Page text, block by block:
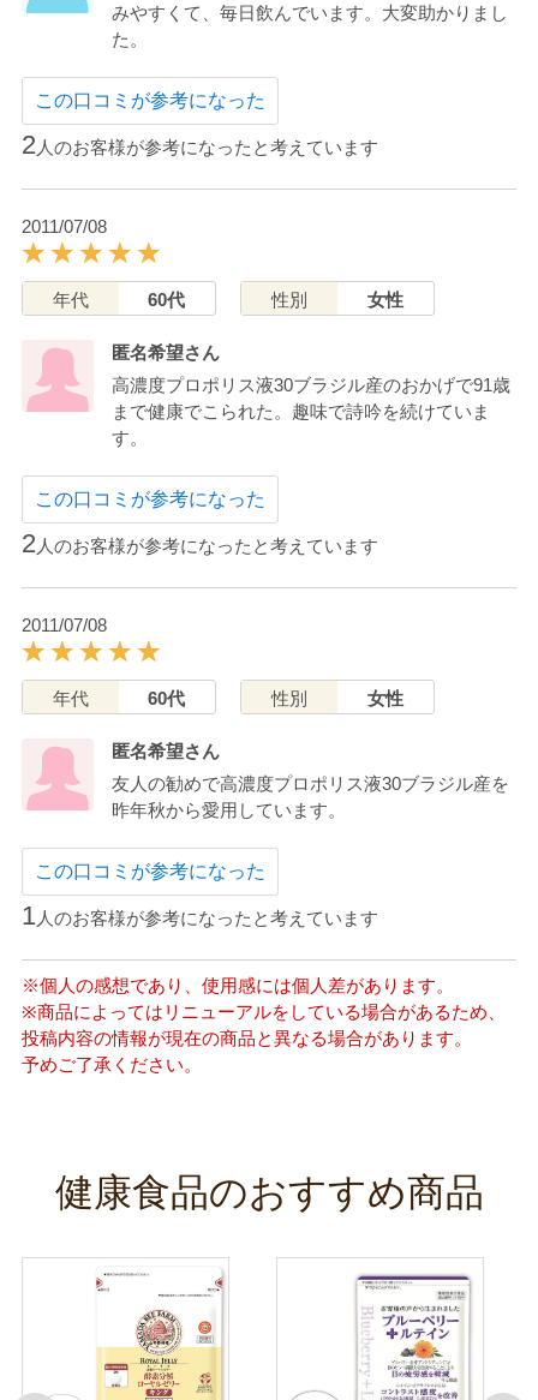
みやすくて、毎日飲んでいます。大変助かりまし
た。
この口コミが参考になった
2人のお客様が参考になったと考えています
2011/07/08
年代 60代 性別 女性
匿名希望さん
高濃度プロポリス液30ブラジル産のおかげで91歳
まで健康でこられた。趣味で詩吟を続けていま
す。
この口コミが参考になった
2 人のお客様が参考になったと考えています
2011/07/08
年代 60代 性別 女性
匿名希望さん
友人の勧めで高濃度プロポリス液30ブラジル産を
昨年秋から愛用しています。
この口コミが参考になった
1人のお客様が参考になったと考えています
※個人の感想であり、使用感には個人差があります。
※商品によってはリニューアルをしている場合があるため、
投稿内容の情報が現在の商品と異なる場合があります。
予めご了承ください。
健康食品のおすすめ商品